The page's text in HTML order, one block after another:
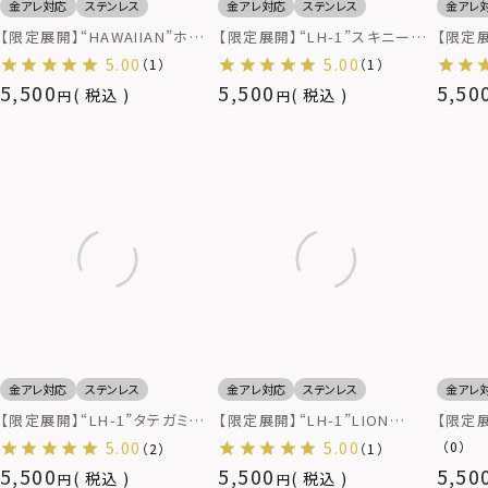
金アレ対応 ステンレス
【限定展開】“HAWAIIAN”ホー
スシューリング/サージカルステ
ンレス（金属アレルギー対応）
5,500 税込
5.00 （1）
金アレ対応 ステンレス
【限定展開】“LH-1”スキニーリ
ング（ツイスト）/サージカルステ
ンレス（金属アレルギー対応）
5,500 税込
5.00 （1）
金アレ
【限定
カー
ステン
応）
金アレ対応 ステンレス
【限定展開】“LH-1”タテガミデ
ザインリング/サージカルステン
レス（金属アレルギー対応）
5,500 税込
5.00 （2）
金アレ対応 ステンレス
【限定展開】“LH-1”LION
HEARTロゴリング/サージカル
ステンレス（金属アレルギー対
応）
5,500 税込
5.00 （1）
金アレ
【限定
グ（
（0）